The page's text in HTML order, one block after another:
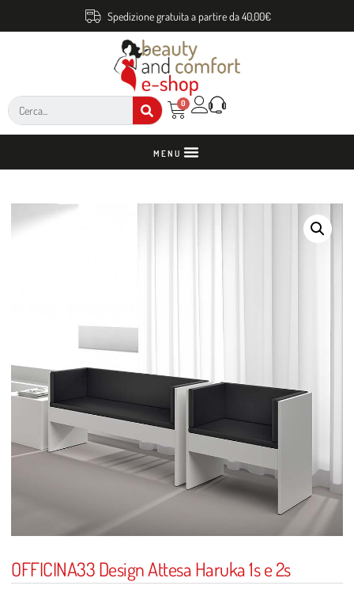
Spedizione gratuita a partire da 40,00€
0
MENU
OFFICINA33 Design Attesa Haruka 1s e 2s